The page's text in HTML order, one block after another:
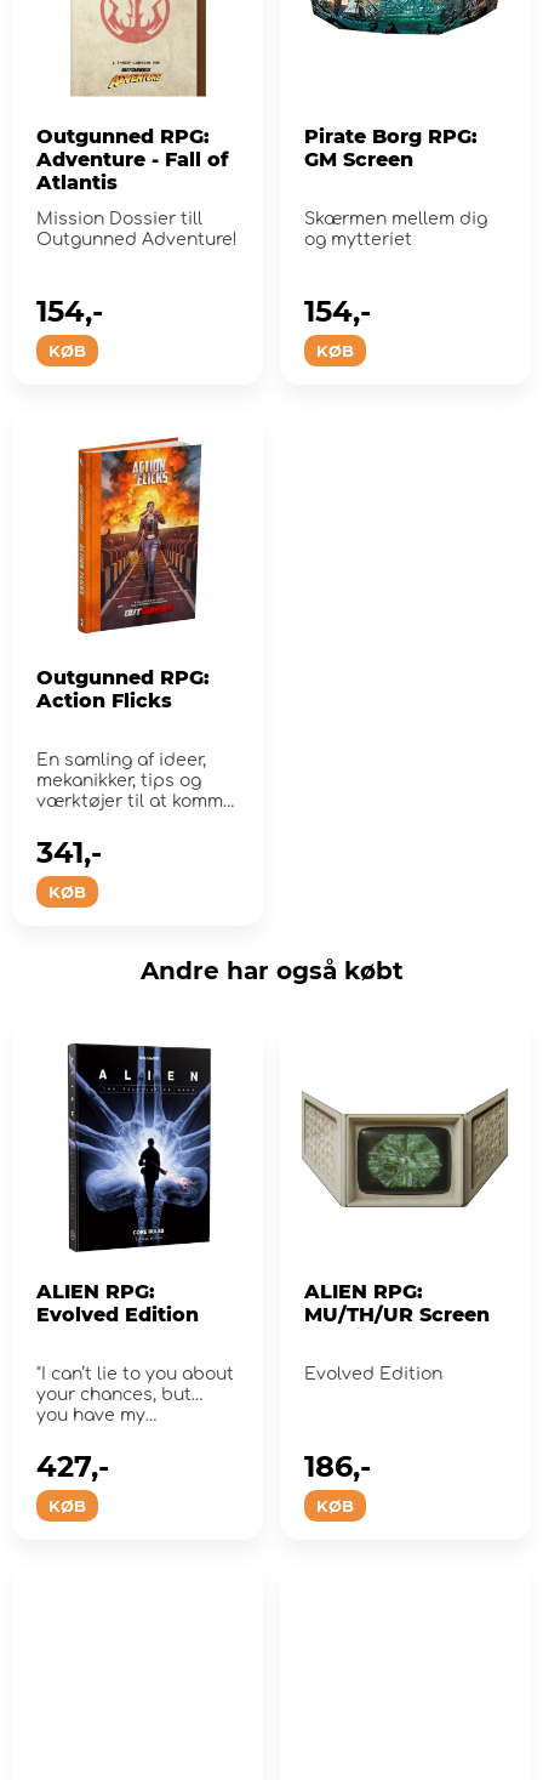
Outgunned RPG:
Adventure - Fall of
Atlantis
Mission Dossier till
Outgunned Adventure!
KØB
154,-
Pirate Borg RPG:
GM Screen
Skærmen mellem dig
og mytteriet
KØB
154,-
Outgunned RPG:
Action Flicks
En samling af ideer,
mekanikker, tips og
værktøjer til at komme
KØB
341,-
Andre har også købt
ALIEN RPG:
Evolved Edition
"I can’t lie to you about
your chances, but…
you have my
KØB
427,-
ALIEN RPG:
MU/TH/UR Screen
Evolved Edition
KØB
186,-